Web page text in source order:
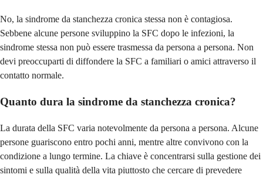
No, la sindrome da stanchezza cronica stessa non è contagiosa.
Sebbene alcune persone sviluppino la SFC dopo le infezioni, la
sindrome stessa non può essere trasmessa da persona a persona. Non
devi preoccuparti di diffondere la SFC a familiari o amici attraverso il
contatto normale.
Quanto dura la sindrome da stanchezza cronica?
La durata della SFC varia notevolmente da persona a persona. Alcune
persone guariscono entro pochi anni, mentre altre convivono con la
condizione a lungo termine. La chiave è concentrarsi sulla gestione dei
sintomi e sulla qualità della vita piuttosto che cercare di prevedere